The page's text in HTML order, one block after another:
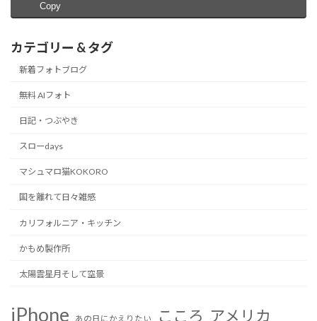
Copy
カテゴリー & タグ
新着フォトブログ
無料 AIフォト
日記・つぶやき
スローdays
マシュマロ猫KOKORO
国を離れて日々雑感
カリフォルニア・キッチン
かもめ製作所
太陽雲星月そして空景
iPhone あの日にかえりたい こころ アメリカ